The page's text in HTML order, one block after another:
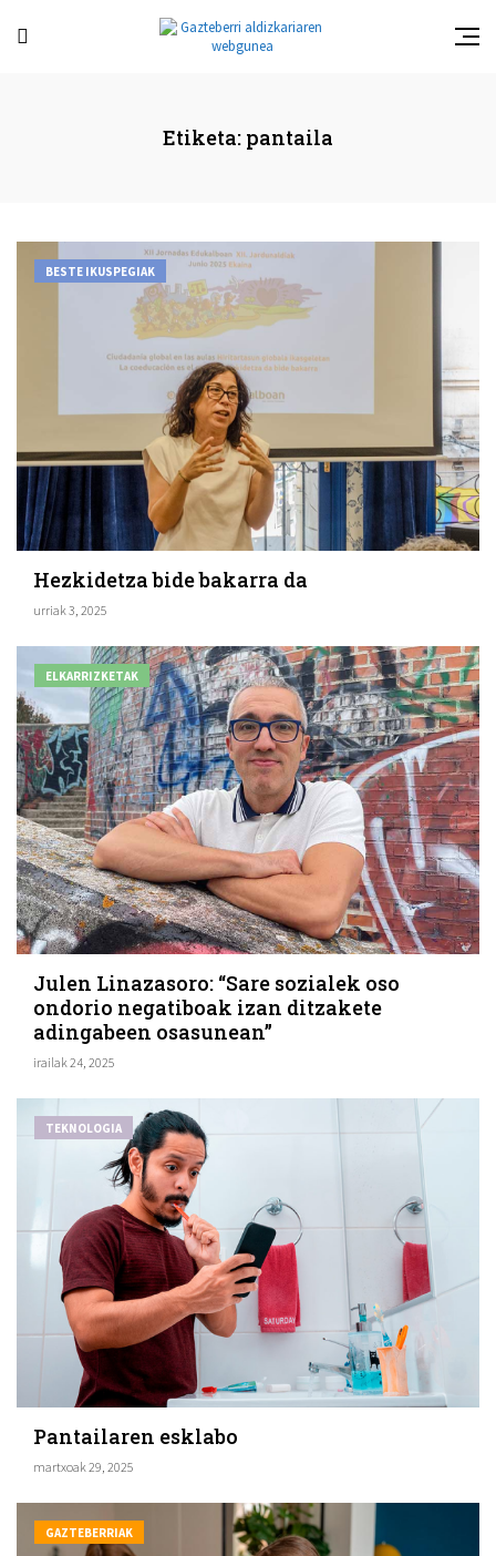
Etiketa: pantaila
BESTE IKUSPEGIAK
Hezkidetza bide bakarra da
urriak 3, 2025
ELKARRIZKETAK
Julen Linazasoro: “Sare sozialek oso
ondorio negatiboak izan ditzakete
adingabeen osasunean”
irailak 24, 2025
TEKNOLOGIA
Pantailaren esklabo
martxoak 29, 2025
GAZTEBERRIAK